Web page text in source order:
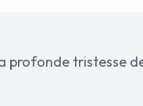
profonde tristesse